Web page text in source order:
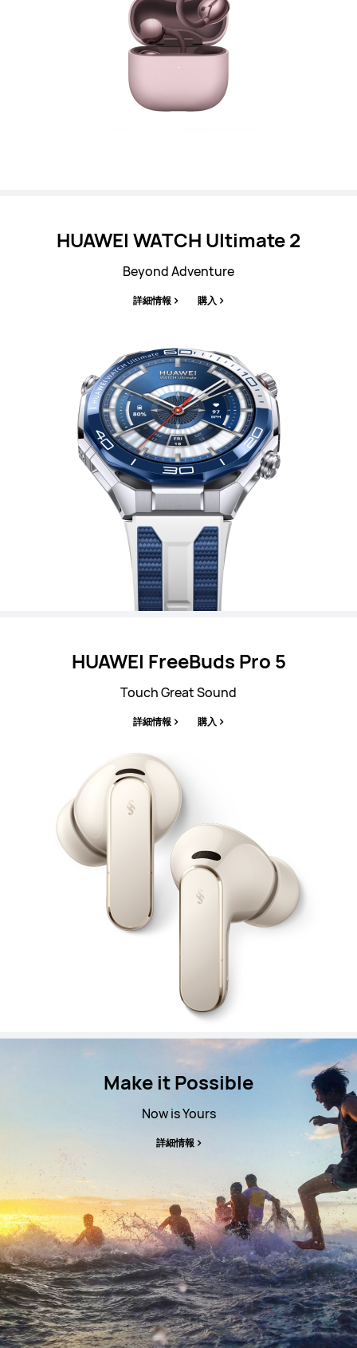
HUAWEI WATCH Ultimate 2
Beyond Adventure
詳細情報 購入
HUAWEI FreeBuds Pro 5
Touch Great Sound
詳細情報 購入
Make it Possible
Now is Yours
詳細情報